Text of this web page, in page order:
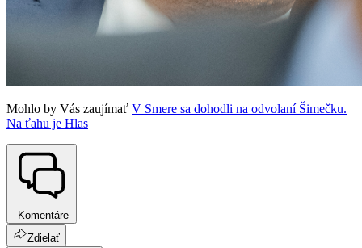
Mohlo by Vás zaujímať V Smere sa dohodli na odvolaní Šimečku.
Na ťahu je Hlas
Komentáre
Zdielať